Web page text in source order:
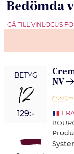
Bedömda
GÅ TILL VINLOCUS
BETYG
12
129:-
NV